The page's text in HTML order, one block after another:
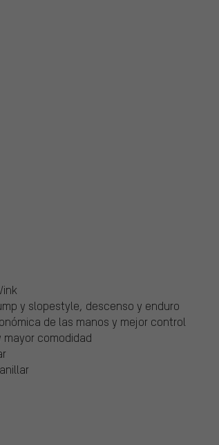
y slopestyle, descenso y enduro
de las manos y mejor control
mayor comodidad